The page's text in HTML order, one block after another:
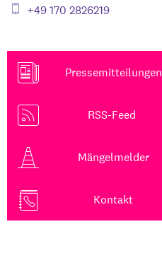
+49 170 2826219
Pressemitteilungen
RSS-Feed
Mängelmelder
Kontakt